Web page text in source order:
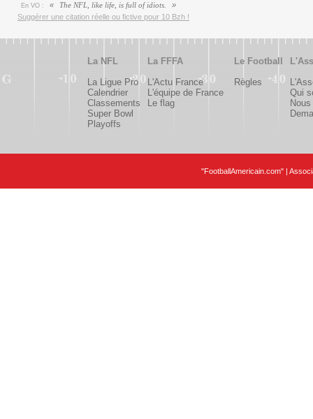
En VO :
The NFL, like life, is full of idiots.
Suggérer une citation réelle ou fictive pour 10 Bzh !
La NFL
La Ligue Pro
Calendrier
Classements
Super Bowl
Playoffs
La FFFA
L'Actu France
L'équipe de France
Le flag
Le Football
Règles
Qui
"FootballAmericain.com" |